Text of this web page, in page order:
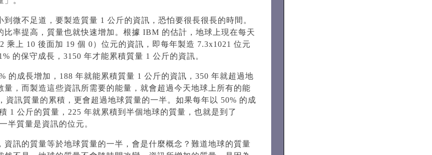
到微不足道，要製造質量 1 公斤的資訊，恐怕要很長很長的時間。
比率提高，質量也就快速增加。根據 IBM 的估計，地球上現在每天
乘上 10 後面加 19 個 0）位元的資訊，即每年製造 7.3x1021 位元
的保守成長，3150 年才能累積質量 1 公斤的資訊。
的成長增加，188 年就能累積質量 1 公斤的資訊，350 年就超過地
量，而製造這些資訊所需要的能量，就會超過今天地球上所有的能
資訊質量的累積，更會超過地球質量的一半。如果每年以 50% 的成
1 公斤的質量，225 年就累積到半個地球的質量，也就是到了
半質量是資訊的位元。
資訊的質量等於地球質量的一半，會是什麼概念？難道地球的質量